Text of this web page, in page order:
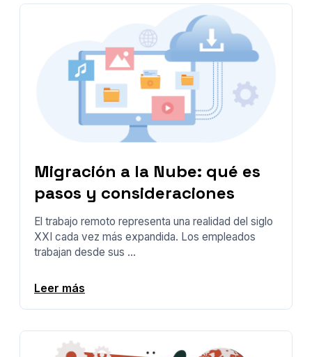
Migración a la Nube: qué es
pasos y consideraciones
El trabajo remoto representa una realidad del siglo
XXI cada vez más expandida. Los empleados
trabajan desde sus ...
Leer más